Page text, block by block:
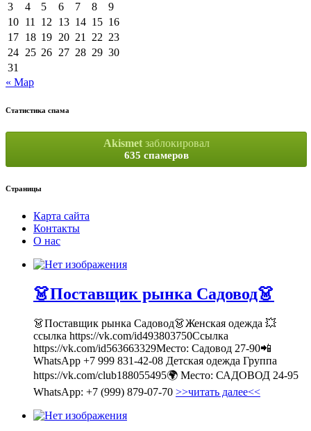
3
4 5 6 7 8
9
10 11 12 13 14 15 16
17 18 19 20 21 22 23
24 25 26 27 28 29 30
31
« Мар
Статистика спама
Akismetзаблокировал
635 спамеров
Страницы
Карта сайта
Контакты
О нас
👗Поставщик рынка Садовод👗
👗Поставщик рынка Садовод👗Женская одежда 💥
ссылка https://vk.com/id493803750Ссылка
https://vk.com/id563663329Место: Садовод 27-90📲
WhatsApp +7 999 831-42-08 Детская одежда Группа
https://vk.com/club188055495🌍 Место: САДОВОД 24-95
WhatsApp: +7 (999) 879-07-70 >>читать далее<<